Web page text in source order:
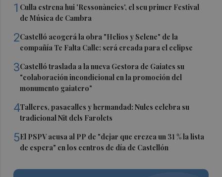
1 Culla estrena hui 'Ressonàncies', el seu primer Festival
de Música de Cambra
2Castelló acogerá la obra "Helios y Selene" de la
compañía Te Falta Calle: será creada para el eclipse
3Castelló traslada a la nueva Gestora de Gaiates su
"colaboración incondicional en la promoción del
monumento gaiatero"
4Talleres, pasacalles y hermandad: Nules celebra su
tradicional Nit dels Farolets
5El PSPV acusa al PP de "dejar que crezca un 31 % la lista
de espera" en los centros de día de Castellón